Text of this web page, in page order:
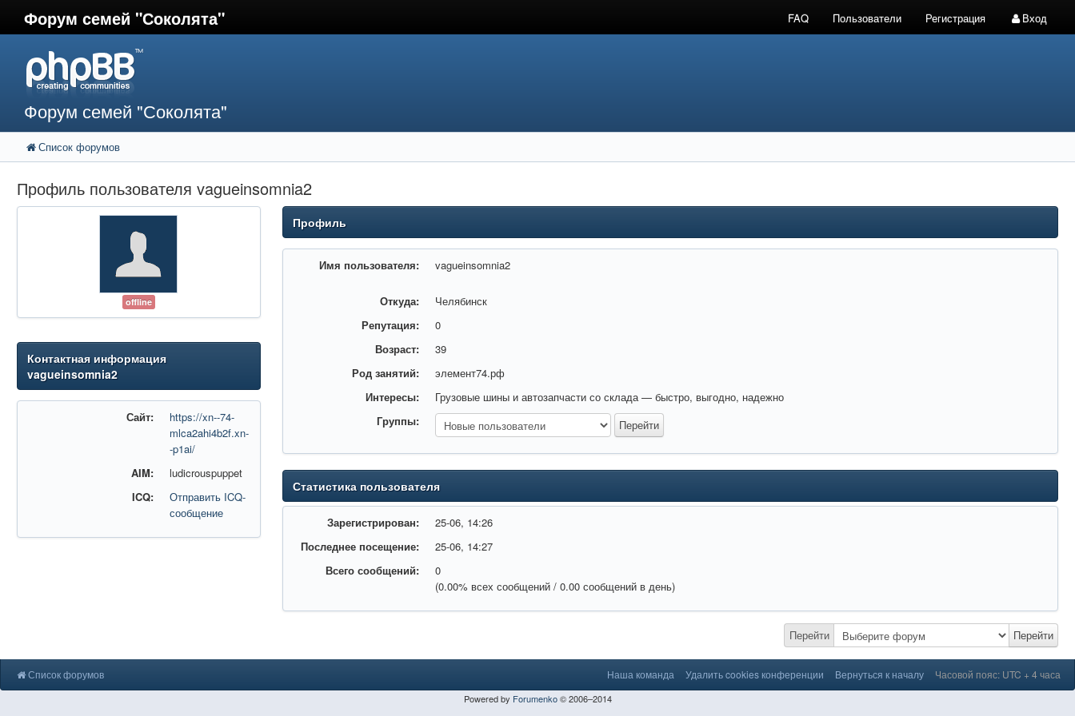
Форум семей "Соколята" FAQ Пользователи Регистрация Вход
Форум семей "Соколята"
Список форумов
Профиль пользователя vagueinsomnia2
offline
Контактная информация
vagueinsomnia2
Сайт:
https://xn--74-
mlca2ahi4b2f.xn-
-p1ai/
AIM:
ludicrouspuppet
ICQ:
Отправить ICQ-
сообщение
Профиль
Имя пользователя: vagueinsomnia2
Откуда:
Челябинск
Репутация:
0
Возраст:
39
Род занятий:
элемент74.рф
Интересы:
Грузовые шины и автозапчасти со склада — быстро, выгодно, надежно
Группы:
Статистика пользователя
Зарегистрирован:
25-06, 14:26
Последнее посещение:
25-06, 14:27
Всего сообщений:
0
(0.00% всех сообщений / 0.00 сообщений в день)
Перейти Перейти
Список форумов Наша команда Удалить cookies конференции Вернуться к началу Часовой пояс: UTC + 4 часа
Powered by Forumenko© 2006–2014